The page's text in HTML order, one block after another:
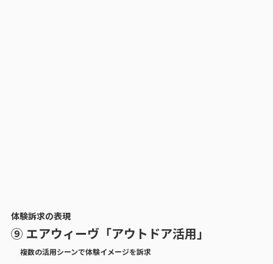
体験訴求の表現
⑨ エアウィーヴ「アウトドア活用」
複数の活用シーンで体験イメージを訴求